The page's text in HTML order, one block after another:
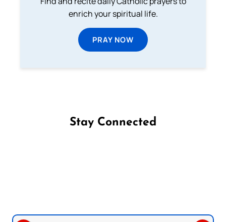
enrich your spiritual life.
PRAY NOW
Stay Connected